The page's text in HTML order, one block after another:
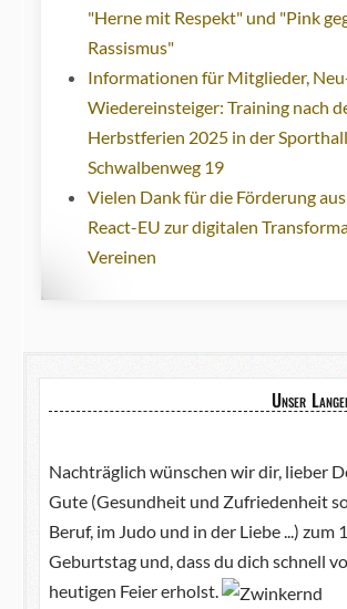
"Herne mit Respekt" und "Pink
Rassismus"
Informationen für Mitglieder,
Wiedereinsteiger: Training nach
Herbstferien 2025 in der
Schwalbenweg 19
Vielen Dank für die Förderung
React-EU zur digitalen
Vereinen
Unser
Nachträglich wünschen wir dir, lieber
Gute (Gesundheit und Zufriedenheit
Beruf, im Judo und in der Liebe ...) zum
Geburtstag und, dass du dich schnell
heutigen Feier erholst.